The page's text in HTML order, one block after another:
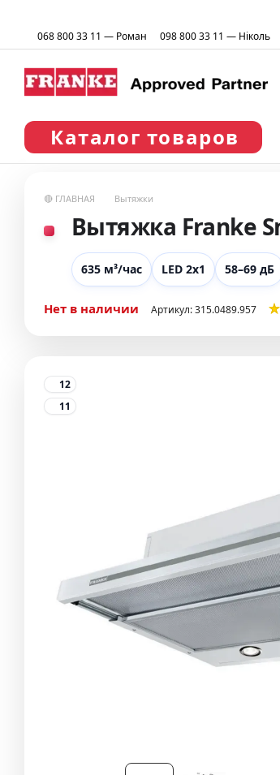
068 800 33 11 — Роман 098 800 33 11 — Ніколь
Каталог товаров
🔴 ГЛАВНАЯ Вытяжки
Вытяжка Franke
635 м³/час LED 2x1 58–69 дБ
Нет в наличии Артикул: 315.0489.957
12
11